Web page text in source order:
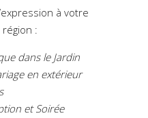
à votre
:
dans le Jardin
en extérieur
et Soirée